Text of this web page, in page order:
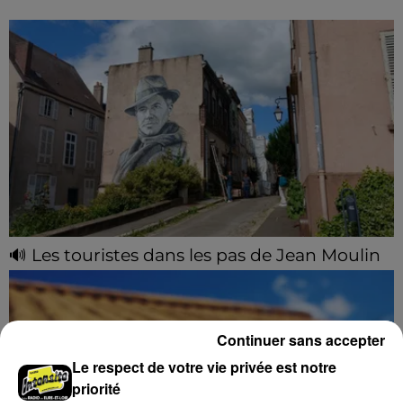
🔊 Les touristes dans les pas de Jean Moulin
Le « tourisme de mémoire » s'invite dans les sorties
estivales de Chartres Tourisme.
Le respect de votre vie privée est notre
priorité
Continuer sans accepter